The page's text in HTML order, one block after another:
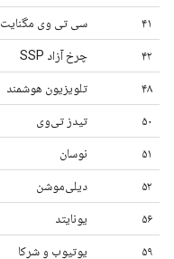
۴۱ سی تی وی مگنایت
۴۲ چرخ آزاد SSP
۴۸ تلویزیون هوشمند
۵۰ تیدز تی‌وی
۵۱ نوسان
۵۲ دیلی‌موشن
۵۶ یونایتد
۵۹ یوتیوب و شرکا